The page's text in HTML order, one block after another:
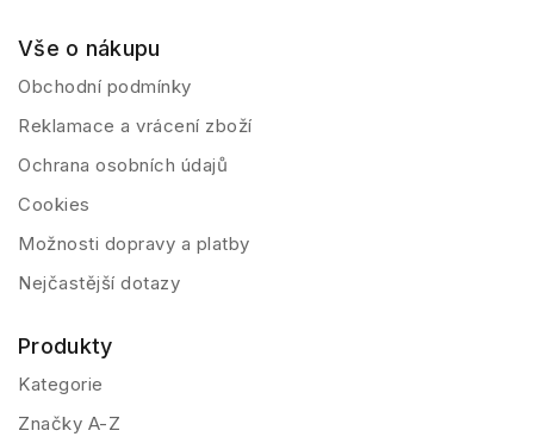
Vše o nákupu
Obchodní podmínky
Reklamace a vrácení zboží
Ochrana osobních údajů
Cookies
Možnosti dopravy a platby
Nejčastější dotazy
Produkty
Kategorie
Značky A-Z